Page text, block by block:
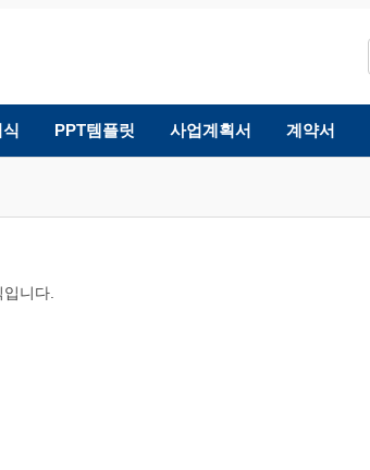
PPT템플릿 사업계획서 계약서
니다.